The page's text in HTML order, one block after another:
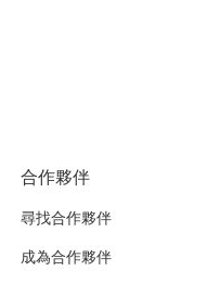
合作夥伴
尋找合作夥伴
成為合作夥伴